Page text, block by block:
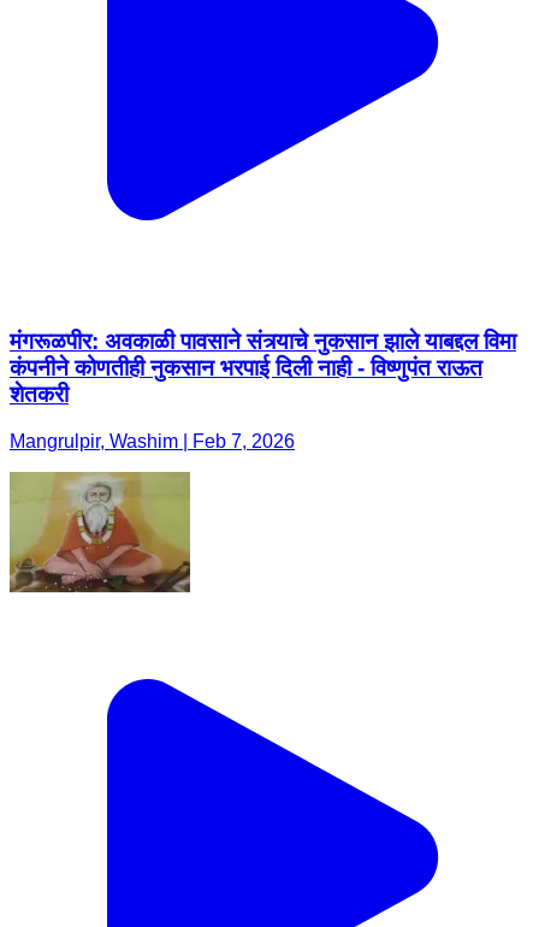
मंगरूळपीर: अवकाळी पावसाने संत्र्याचे नुकसान झाले याबद्दल विमा
कंपनीने कोणतीही नुकसान भरपाई दिली नाही - विष्णुपंत राऊत
शेतकरी
Mangrulpir, Washim | Feb 7, 2026